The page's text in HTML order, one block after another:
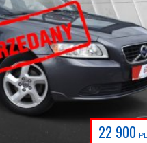
22 900